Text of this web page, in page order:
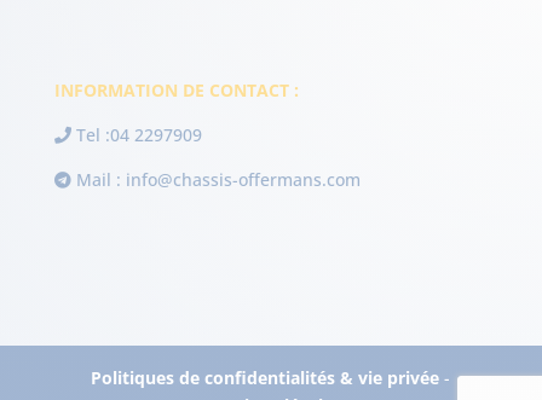
INFORMATION DE CONTACT :
Tel :04 2297909
Mail : info@chassis-offermans.com
Politiques de confidentialités & vie privée -